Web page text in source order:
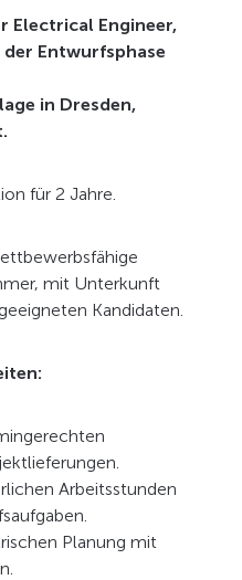
Electrical Engineer,
Entwurfsphase
in Dresden,
für 2 Jahre.
mit Unterkunft
Kandidaten.
Arbeitsstunden
Planung mit